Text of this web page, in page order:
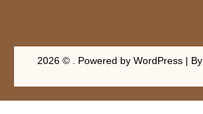
2026 © . Powered by WordPress | By